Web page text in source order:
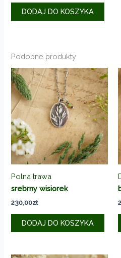
DODAJ DO KOSZYKA
Podobne produkty
Polna trawa
srebrny wisiorek
230,00zł
DODAJ DO KOSZYKA